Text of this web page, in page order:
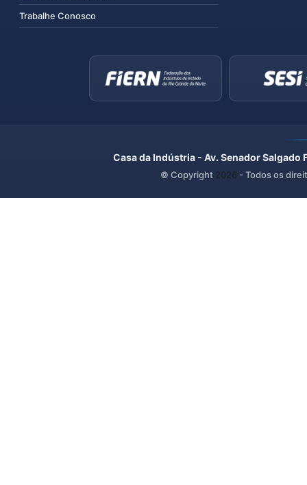
Trabalhe Conosco
Casa da Indústria - Av. Senador
© Copyright 2026 - Todos os